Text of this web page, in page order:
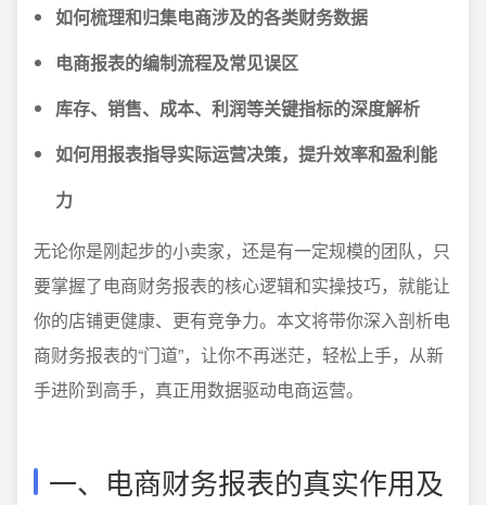
如何梳理和归集电商涉及的各类财务数据
电商报表的编制流程及常见误区
库存、销售、成本、利润等关键指标的深度解析
如何用报表指导实际运营决策，提升效率和盈利能
力
无论你是刚起步的小卖家，还是有一定规模的团队，只
要掌握了电商财务报表的核心逻辑和实操技巧，就能让
你的店铺更健康、更有竞争力。本文将带你深入剖析电
商财务报表的“门道”，让你不再迷茫，轻松上手，从新
手进阶到高手，真正用数据驱动电商运营。
一、电商财务报表的真实作用及